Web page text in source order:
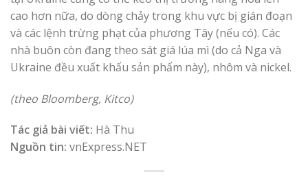
cao hơn nữa, do dòng chảy trong khu vực bị gián đoạn
và các lệnh trừng phạt của phương Tây (nếu có). Các
nhà buôn còn đang theo sát giá lúa mì (do cả Nga và
Ukraine đều xuất khẩu sản phẩm này), nhôm và nickel.
(theo Bloomberg, Kitco)
Tác giả bài viết: Hà Thu
Nguồn tin: vnExpress.NET